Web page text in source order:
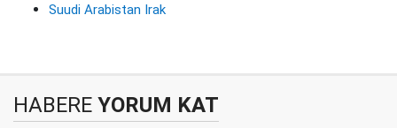
Suudi Arabistan Irak
HABERE YORUM KAT